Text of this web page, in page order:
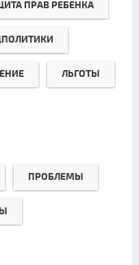
ПРАВ РЕБЕНКА
ЛЬГОТЫ
ПРОБЛЕМЫ